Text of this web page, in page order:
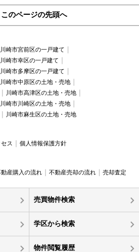
このページの先頭へ
川崎市宮前区の一戸建て
川崎市幸区の一戸建て
川崎市多摩区の一戸建て
川崎市中原区の土地・売地
川崎市高津区の土地・売地
川崎市川崎区の土地・売地
川崎市麻生区の土地・売地
ス 個人情報保護方針
産購入の流れ 不動産売却の流れ 売却査定
売買物件検索
学区から検索
物件閲覧履歴